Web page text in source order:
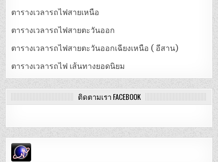
ตารางเวลารถไฟสายเหนือ
ตารางเวลารถไฟสายตะวันออก
ตารางเวลารถไฟสายตะวันออกเฉียงเหนือ ( อีสาน)
ตารางเวลารถไฟ เส้นทางยอดนิยม
ติดตามเรา FACEBOOK